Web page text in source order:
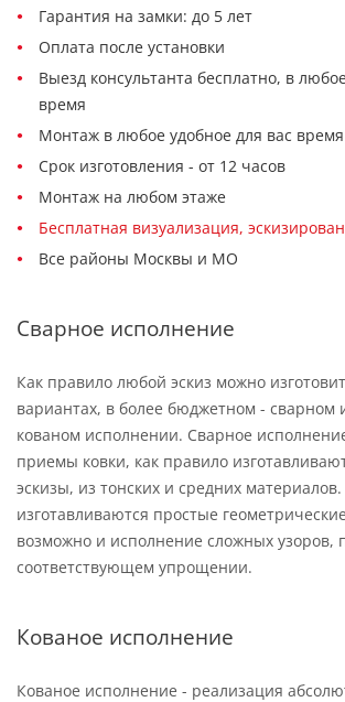
Гарантия на замки: до 5 лет
Оплата после установки
Выезд консультанта бесплатно, в
время
Монтаж в любое удобное для вас время
Срок изготовления - от 12 часов
Монтаж на любом этаже
Бесплатная визуализация,
Все районы Москвы и МО
Сварное исполнение
Как правило любой эскиз можно
вариантах, в более бюджетном - сварном
кованом исполнении. Сварное
приемы ковки, как правило
эскизы, из тонских и средних
изготавливаются простые
возможно и исполнение сложных узоров,
соответствующем упрощении.
Кованое исполнение
Кованое исполнение - реализация